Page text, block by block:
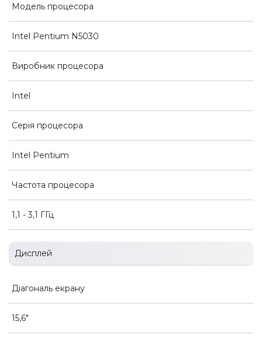
Модель процесора
Intel Pentium N5030
Виробник процесора
Intel
Серія процесора
Intel Pentium
Частота процесора
1,1 - 3,1 ГГц
Дисплей
Діагональ екрану
15,6"